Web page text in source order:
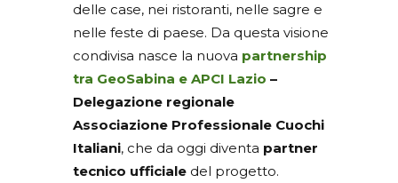
delle case, nei ristoranti, nelle sagre e
nelle feste di paese. Da questa visione
condivisa nasce la nuova partnership
tra GeoSabina e APCI Lazio –
Delegazione regionale
Associazione Professionale Cuochi
Italiani, che da oggi diventa partner
tecnico ufficiale del progetto.